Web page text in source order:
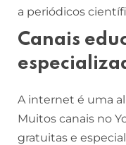
a periódicos
Canais
A internet é uma
Muitos canais no
gratuitas e